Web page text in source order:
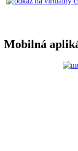
Mobilná